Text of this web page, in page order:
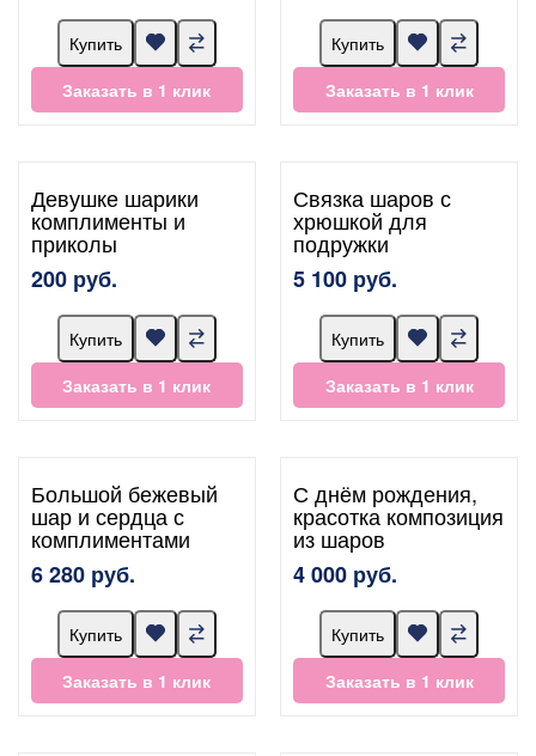
Купить
Заказать в 1 клик
Купить
Заказать в 1 клик
Девушке шарики
комплименты и
приколы
200 руб.
Купить
Заказать в 1 клик
Связка шаров с
хрюшкой для
подружки
5 100 руб.
Купить
Заказать в 1 клик
Большой бежевый
шар и сердца с
комплиментами
6 280 руб.
Купить
Заказать в 1 клик
С днём рождения,
красотка композиция
из шаров
4 000 руб.
Купить
Заказать в 1 клик